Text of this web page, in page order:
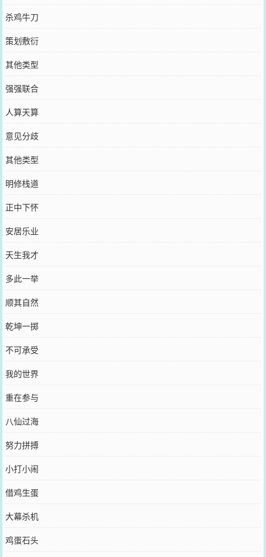
杀鸡牛刀
策划敷衍
其他类型
强强联合
人算天算
意见分歧
其他类型
明修栈道
正中下怀
安居乐业
天生我才
多此一举
顺其自然
乾坤一掷
不可承受
我的世界
重在参与
八仙过海
努力拼搏
小打小闹
借鸡生蛋
大幕杀机
鸡蛋石头